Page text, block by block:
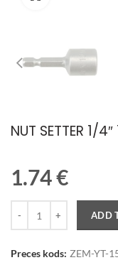
NUT SETTER 1/
1.74€
ADD
Preces kods: ZEM-YT-